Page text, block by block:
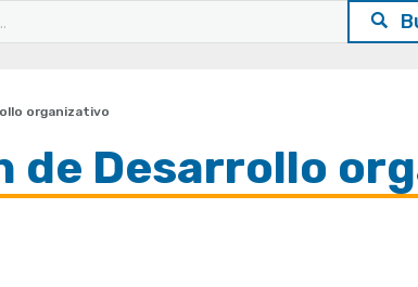
organizativo
de Desarrollo